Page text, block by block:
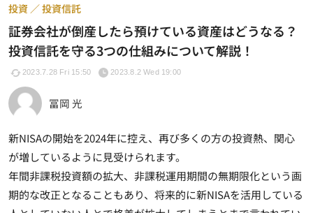
証券会社が倒産したら預けている資産はどうなる？
投資信託を守る3つの仕組みについて解説！
投資 投資信託
2023.7.28 Fri 15:50 2023.8.2 Wed 19:00
冨岡 光
新NISAの開始を2024年に控え、再び多くの方の投資熱、関心
が増しているように見受けられます。
年間非課税投資額の拡大、非課税運用期間の無期限化という画
期的な改正となることもあり、将来的に新NISAを活用している